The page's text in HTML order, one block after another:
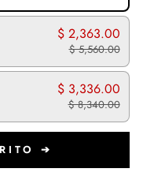
$ 2,363.00
$ 5,560.00
$ 3,336.00
$ 8,340.00
➔